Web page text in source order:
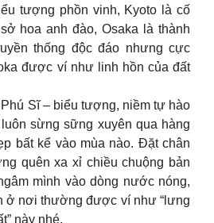
tượng phồn vinh, Kyoto là cố
hoa anh đào, Osaka là thành
thống độc đáo nhưng cực
được ví như linh hồn của đất
Sĩ – biểu tượng, niềm tự hào
sừng sững xuyên qua hàng
bất kể vào mùa nào. Đặt chân
quên xa xỉ chiều chuộng bản
mình vào dòng nước nóng,
ở nơi thường được ví như “lưng
này nhé.